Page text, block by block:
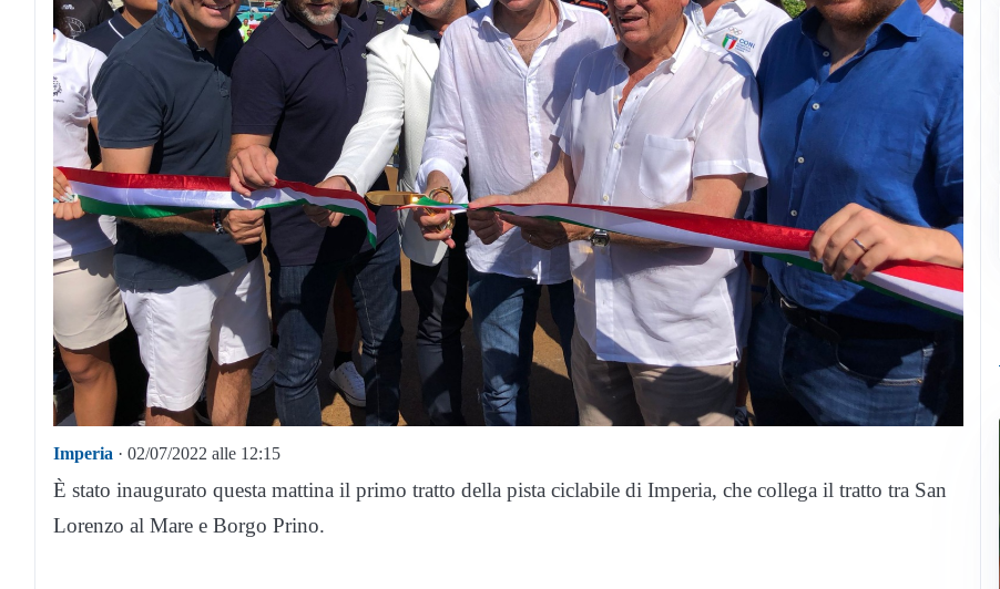
Imperia · 02/07/2022 alle 12:15
È stato inaugurato questa mattina il primo tratto della pista ciclabile di Imperia, che collega il tratto tra San
Lorenzo al Mare e Borgo Prino.